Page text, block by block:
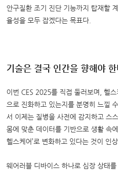
안구질환 조기 진단 기능까지 탑재할
율성을 모두 잡겠다는 목표다.
기술은 결국 인간을 향해야 한
이번 CES 2025를 직접 둘러보며, 헬
으로 진화하고 있는지를 분명히 느낄
서 이제는 질병을 사전에 감지하고 스
몸에 맞춘 데이터를 기반으로 생활 속
헬스케어’로 변화하고 있다는 것이 인
웨어러블 디바이스 하나로 심장 상태